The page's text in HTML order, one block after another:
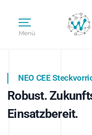
Menü
NEO CEE
Robust.
Einsatzbereit.
Intelligenz trifft